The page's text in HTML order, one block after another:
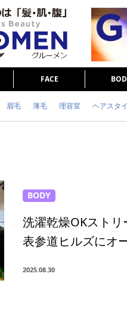
FACE
眉毛 薄毛 理容室 ヘアスタ
BODY
洗濯乾燥OKストリ
表参道ヒルズにオ
2025.08.30